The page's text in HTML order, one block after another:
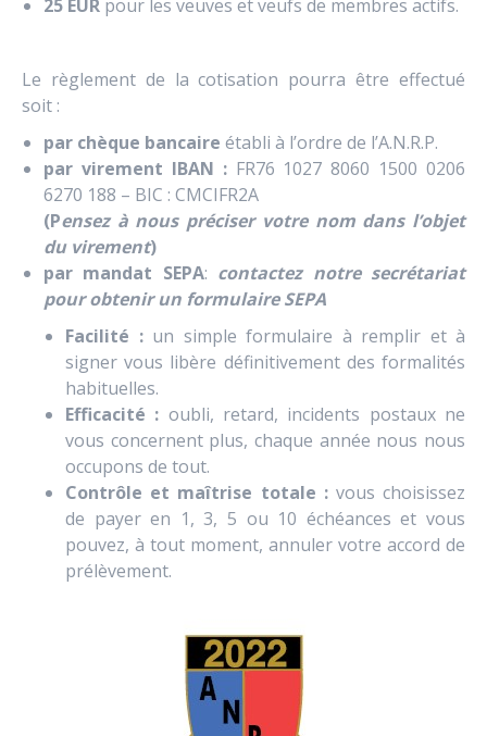
25 EUR pour les veuves et veufs de membres actifs.
Le règlement de la cotisation pourra être effectué
soit :
par chèque bancaire établi à l’ordre de l’A.N.R.P.
par virement IBAN : FR76 1027 8060 1500 0206
6270 188 – BIC : CMCIFR2A
(Pensez à nous préciser votre nom dans l’objet
du virement)
par mandat SEPA: contactez notre secrétariat
pour obtenir un formulaire SEPA
Facilité : un simple formulaire à remplir et à
signer vous libère définitivement des formalités
habituelles.
Efficacité : oubli, retard, incidents postaux ne
vous concernent plus, chaque année nous nous
occupons de tout.
Contrôle et maîtrise totale : vous choisissez
de payer en 1, 3, 5 ou 10 échéances et vous
pouvez, à tout moment, annuler votre accord de
prélèvement.